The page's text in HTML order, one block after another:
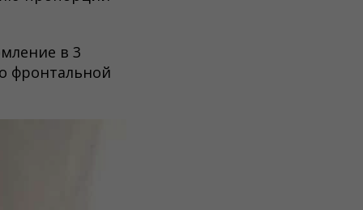
в 3
фронтальной